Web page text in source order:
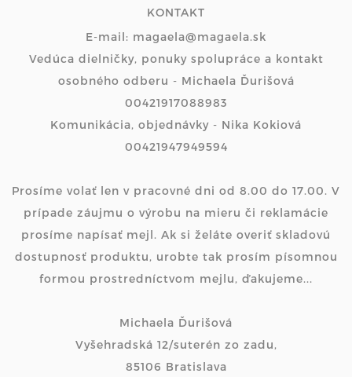
KONTAKT
E-mail: magaela@magaela.sk
Vedúca dielničky, ponuky spolupráce a kontakt
osobného odberu - Michaela Ďurišová
00421917088983
Komunikácia, objednávky - Nika Kokiová
00421947949594
Prosíme volať len v pracovné dni od 8.00 do 17.00. V
prípade záujmu o výrobu na mieru či reklamácie
prosíme napísať mejl. Ak si želáte overiť skladovú
dostupnosť produktu, urobte tak prosím písomnou
formou prostredníctvom mejlu, ďakujeme...
Michaela Ďurišová
Vyšehradská 12/suterén zo zadu,
85106 Bratislava